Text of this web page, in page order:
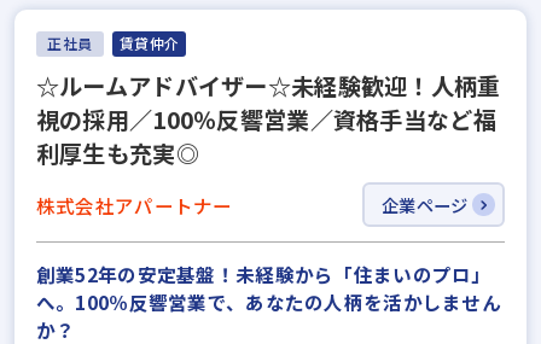
正社員 賃貸仲介
☆ルームアドバイザー☆未経験歓迎！人柄重
視の採用／100％反響営業／資格手当など福
利厚生も充実◎
株式会社アパートナー 企業ページ
創業52年の安定基盤！未経験から「住まいのプロ」
へ。100％反響営業で、あなたの人柄を活かしません
か？